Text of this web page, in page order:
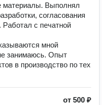
материалы. Выполнял
согласования
Работал с печатной
мной
занимаюсь. Опыт
в производство по тех
от 500 ₽